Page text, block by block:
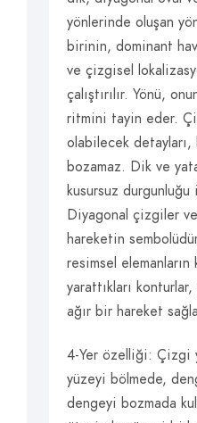
yönlerinde oluşan
birinin, dominant
ve çizgisel
çalıştırılır. Yönü,
ritmini tayin eder.
olabilecek
bozamaz. Dik ve
kusursuz
Diyagonal çizgiler
hareketin
resimsel elemanların
yarattıkları
ağır bir hareket
4-Yer özelliği: Çizgi
yüzeyi bölmede,
dengeyi bozmada